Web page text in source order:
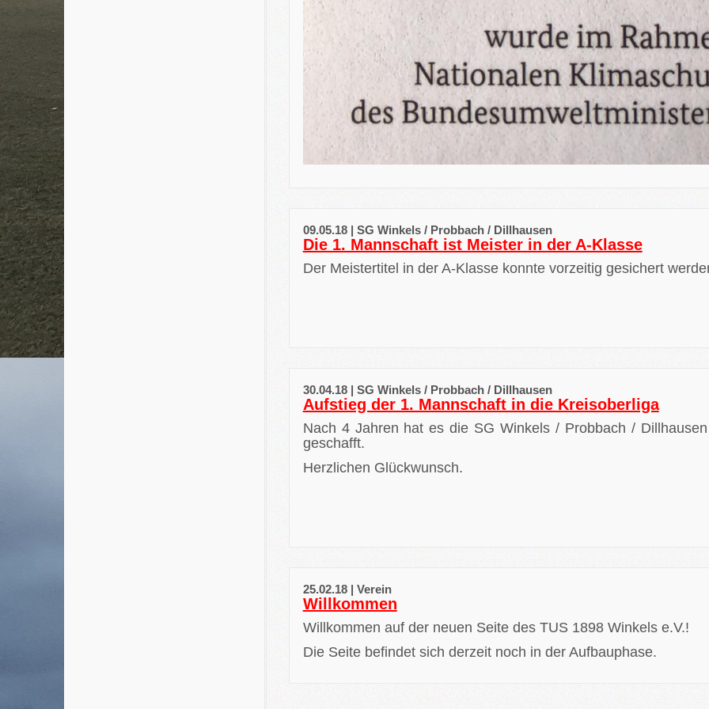
09.05.18 | SG Winkels / Probbach / Dillhausen
Die 1. Mannschaft ist Meister in der A-Klasse
Der Meistertitel in der A-Klasse konnte vorzeitig gesichert
30.04.18 | SG Winkels / Probbach / Dillhausen
Aufstieg der 1. Mannschaft in die Kreisoberliga
Nach 4 Jahren hat es die SG Winkels / Probbach /
geschafft.
Herzlichen Glückwunsch.
25.02.18 | Verein
Willkommen
Willkommen auf der neuen Seite des TUS 1898 Winkels e.V.!
Die Seite befindet sich derzeit noch in der Aufbauphase.